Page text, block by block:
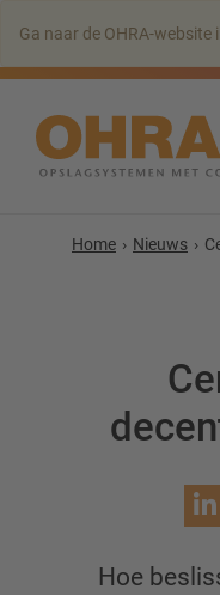
hoofdinhoud
springen
Ga naar de OHRA-website
Home Nieuws
Hoe